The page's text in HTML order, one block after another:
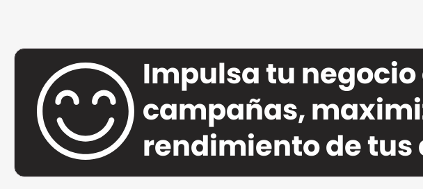
Impulsa tu
campañas,
rendimiento de tus